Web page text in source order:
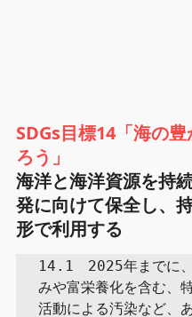
SDGs目標14「海の
ろう」
海洋と海洋資源を持
発に向けて保全し、
形で利用する
14.1　2025年までに
みや富栄養化を含む、
活動による汚染など、